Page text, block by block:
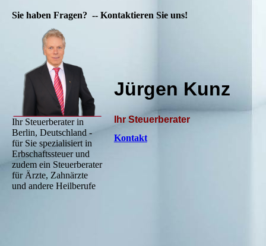
Sie haben Fragen? -- Kontaktieren Sie uns!
Ihr Steuerberater in
Berlin, Deutschland -
für Sie spezialisiert in
Erbschaftssteuer und
zudem ein Steuerberater
für Ärzte, Zahnärzte
und andere Heilberufe
Jürgen Kunz
Ihr Steuerberater
Kontakt